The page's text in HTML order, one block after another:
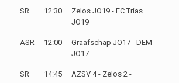
SR 12:30
Zelos JO19 - FC Trias
JO19
ASR 12:00
Graafschap JO17 - DEM
JO17
SR 14:45 AZSV 4 - Zelos 2 -